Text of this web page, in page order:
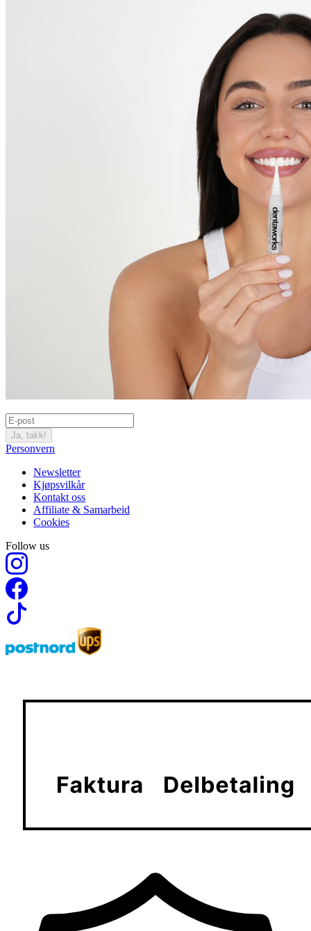
Ja, takk!
Personvern
Newsletter
Kjøpsvilkår
Kontakt oss
Affiliate & Samarbeid
Cookies
Follow us